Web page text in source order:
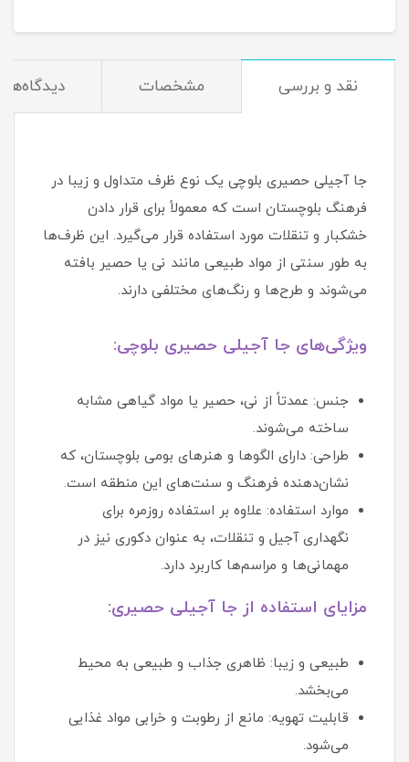
نقد و بررسی مشخصات دیدگاه‌ها
جا آجیلی حصیری بلوچی یک نوع ظرف متداول و زیبا در
فرهنگ بلوچستان است که معمولاً برای قرار دادن
خشکبار و تنقلات مورد استفاده قرار می‌گیرد. این ظرف‌ها
به طور سنتی از مواد طبیعی مانند نی یا حصیر بافته
می‌شوند و طرح‌ها و رنگ‌های مختلفی دارند.
ویژگی‌های جا آجیلی حصیری بلوچی:
جنس: عمدتاً از نی، حصیر یا مواد گیاهی مشابه
ساخته می‌شوند.
طراحی: دارای الگوها و هنرهای بومی بلوچستان، که
نشان‌دهنده فرهنگ و سنت‌های این منطقه است.
موارد استفاده: علاوه بر استفاده روزمره برای
نگهداری آجیل و تنقلات، به عنوان دکوری نیز در
مهمانی‌ها و مراسم‌ها کاربرد دارد.
مزایای استفاده از جا آجیلی حصیری:
طبیعی و زیبا: ظاهری جذاب و طبیعی به محیط
می‌بخشد.
قابلیت تهویه: مانع از رطوبت و خرابی مواد غذایی
می‌شود.